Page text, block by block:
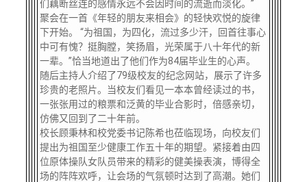
们藕断丝连的感情永远不会因时间的流逝而淡化。”
聚会在一首《年轻的朋友来相会》的轻快欢悦的旋律
下开始。 “为祖国，为四化，流过多少汗，回首往事心
中可有愧？挺胸膛，笑扬眉，光荣属于八十年代的新
一辈。”恰当地道出了他们作为84届毕业生的心声。
随后主持人介绍了79级校友的纪念网站，展示了许多
珍贵的老照片。当校友们看见一本本曾经读过的书，
一张张用过的粮票和泛黄的毕业合影时，倍感亲切，
仿佛又回到了二十年前。
校长顾秉林和校党委书记陈希也莅临现场，向校友们
提出为祖国至少健康工作五十年的期望。紧接着由四
位原体操队女队员带来的精彩的健美操表演，博得全
场的阵阵欢呼，让会场的气氛顿时达到了高潮。她们